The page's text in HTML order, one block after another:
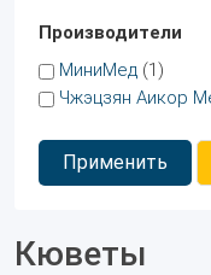
Производители
МиниМед (1)
Чжэцзян Аикор
Применить
Кюветы